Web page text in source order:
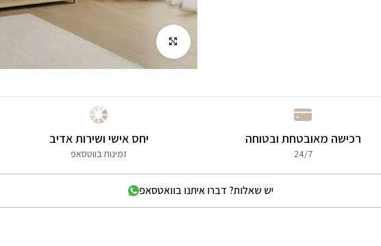
רכישה מאובטחת ובטוחה
24/7
יחס אישי ושירות אדיב
זמינות בווטסאפ
יש שאלות? דברו איתנו בוואטסאפ